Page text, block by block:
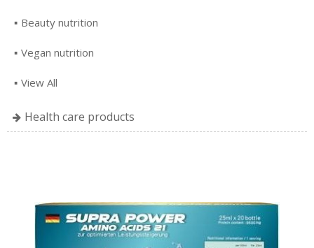
Beauty nutrition
Vegan nutrition
View All
Health care products